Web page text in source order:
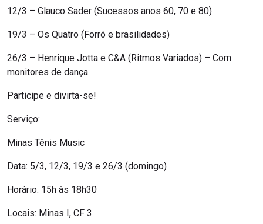
12/3 – Glauco Sader (Sucessos anos 60, 70 e 80)
19/3 – Os Quatro (Forró e brasilidades)
26/3 – Henrique Jotta e C&A (Ritmos Variados) – Com
monitores de dança.
Participe e divirta-se!
Serviço:
Minas Tênis Music
Data: 5/3, 12/3, 19/3 e 26/3 (domingo)
Horário: 15h às 18h30
Locais: Minas I, CF 3